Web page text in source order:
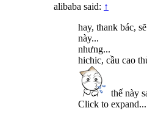
alibaba said: ↑
hay, thank bác,
này...
nhưng...
hichic, cầu cao
thế này
Click to expand...